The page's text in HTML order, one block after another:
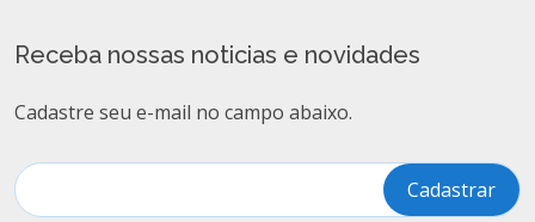
Receba nossas noticias e novidades
Cadastre seu e-mail no campo abaixo.